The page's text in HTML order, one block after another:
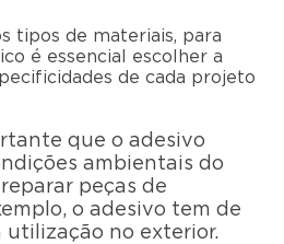
tipos de materiais, para
é essencial escolher a
de cada projeto
que o adesivo
ambientais do
peças de
o adesivo tem de
utilização no exterior.